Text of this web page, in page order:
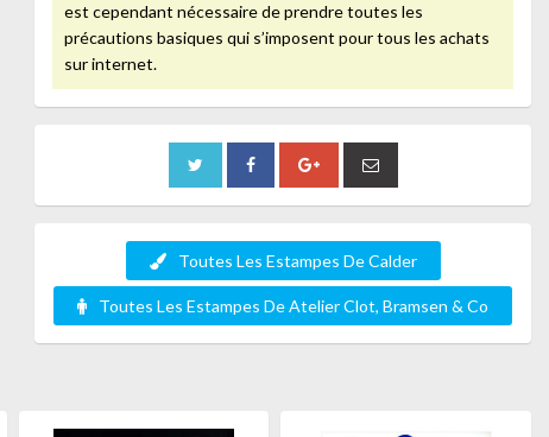
est cependant nécessaire de prendre toutes les
précautions basiques qui s’imposent pour tous les achats
sur internet.
Toutes Les Estampes De Calder
Toutes Les Estampes De Atelier Clot, Bramsen & Co